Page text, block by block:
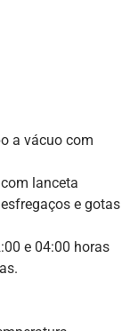
a vácuo com
lanceta
e gotas
e 04:00 horas